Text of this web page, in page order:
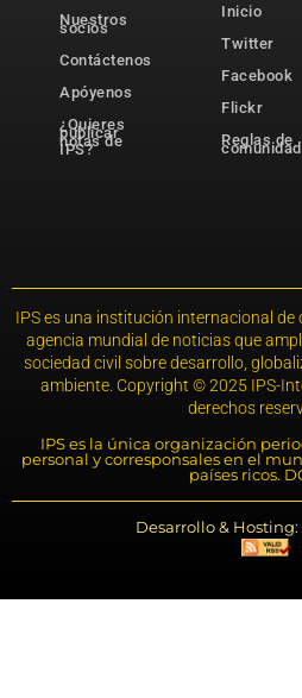
Nuestros
socios
Contáctenos
Apóyenos
¿Quieres
publicar
notas de
IPS?
Inicio
Twitter
Facebook
Flickr
Reglas de
comunidad
IPS es una institución internacional de
agencia mundial de noticias que
sociedad civil sobre desarrollo,
ambiente. Copyright © 2025 IPS-
derechos
IPS es la única organización
personal y corresponsales en el
países ricos.
Desarrollo &